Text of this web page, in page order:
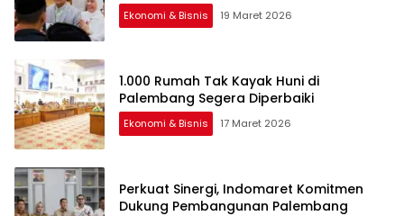
Ekonomi & Bisnis 19 Maret 2026
1.000 Rumah Tak Kayak Huni di
Palembang Segera Diperbaiki
Ekonomi & Bisnis 17 Maret 2026
Perkuat Sinergi, Indomaret Komitmen
Dukung Pembangunan Palembang